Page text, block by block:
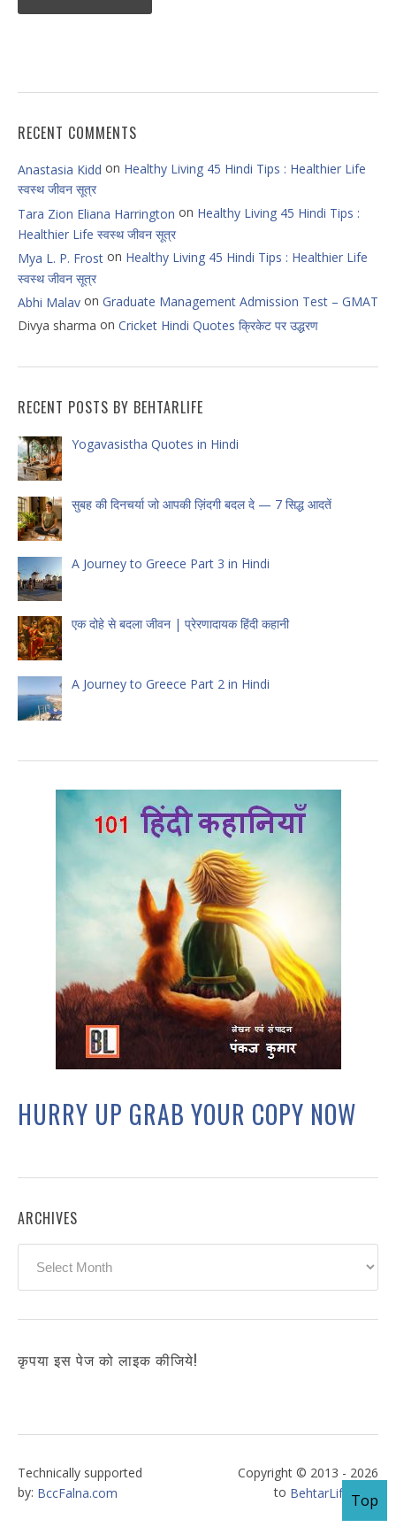
RECENT COMMENTS
Anastasia Kidd on Healthy Living 45 Hindi Tips : Healthier Life
स्वस्थ जीवन सूत्र
Tara Zion Eliana Harrington on Healthy Living 45 Hindi Tips :
Healthier Life स्वस्थ जीवन सूत्र
Mya L. P. Frost on Healthy Living 45 Hindi Tips : Healthier Life
स्वस्थ जीवन सूत्र
Abhi Malav on Graduate Management Admission Test – GMAT
Divya sharma on Cricket Hindi Quotes क्रिकेट पर उद्धरण
RECENT POSTS BY BEHTARLIFE
Yogavasistha Quotes in Hindi
सुबह की दिनचर्या जो आपकी ज़िंदगी बदल दे — 7 सिद्ध आदतें
A Journey to Greece Part 3 in Hindi
एक दोहे से बदला जीवन | प्रेरणादायक हिंदी कहानी
A Journey to Greece Part 2 in Hindi
HURRY UP GRAB YOUR COPY NOW
ARCHIVES
कृपया इस पेज को लाइक कीजिये!
Technically supported
by: BccFalna.com
Copyright © 2013 - 2026
to BehtarLife.com
Top